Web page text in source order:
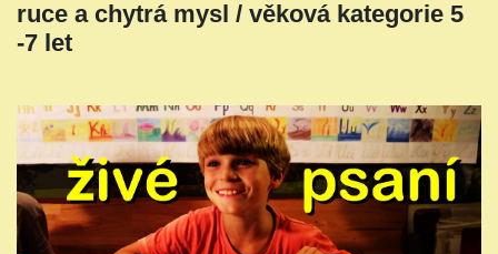
ruce a chytrá mysl / věková kategorie 5
-7 let